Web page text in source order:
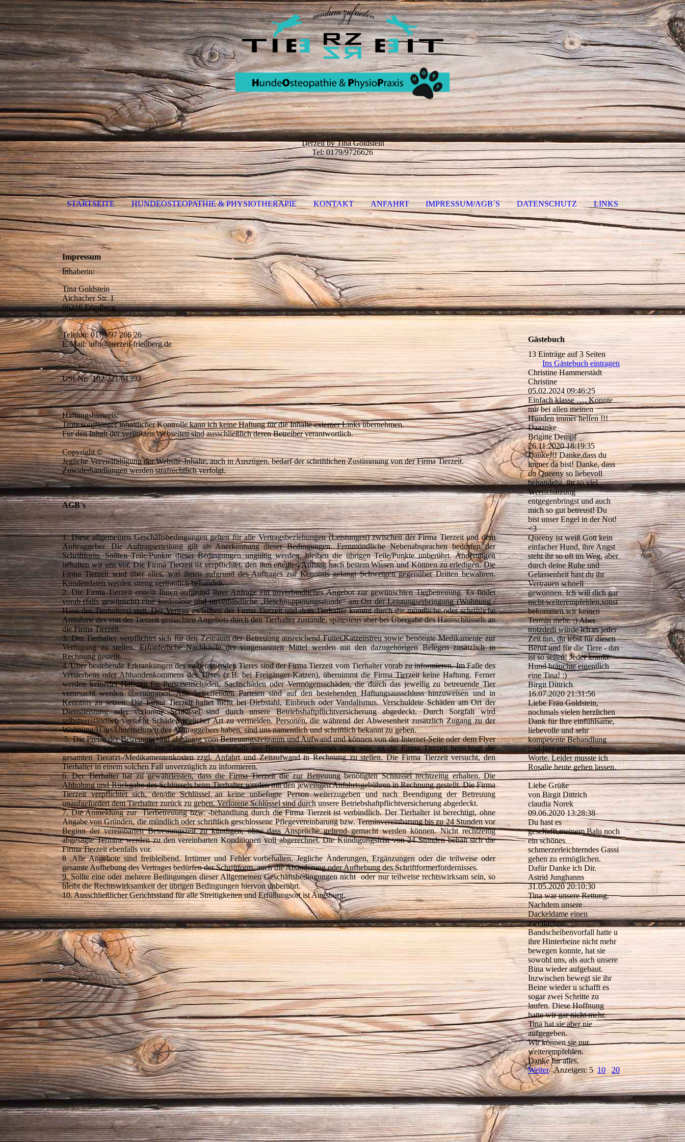
Tierzeit by Tina Goldstein
Tel: 0179/9726626
STARTSEITE HUNDEOSTEOPATHIE & PHYSIOTHERAPIE KONTAKT ANFAHRT IMPRESSUM/AGB´S DATENSCHUTZ LINKS
Impressum
Inhaberin:
Tina Goldstein
Aichacher Str. 1
86316 Friedberg
Telefon: 0179/97 266 26
E-Mail: info@tierzeit-friedberg.de
USt-Nr: 102/221/61393
Haftungshinweis:
Trotz sorgfältiger inhaltlicher Kontrolle kann ich keine Haftung für die Inhalte externer Links übernehmen.
Für den Inhalt der verlinkten Webseiten sind ausschließlich deren Betreiber verantwortlich.
Copyright ©
Jegliche Vervielfältigung der Website-Inhalte, auch in Auszügen, bedarf der schriftlichen Zustimmung von der Firma Tierzeit.
Zuwiderhandlungen werden strafrechtlich verfolgt.
AGB´s
1. Diese allgemeinen Geschäftsbedingungen gelten für alle Vertragsbeziehungen (Leistungen) zwischen der Firma Tierzeit und dem
Auftraggeber. Die Auftragserteilung gilt als Anerkennung dieser Bedingungen. Fernmündliche Nebenabsprachen bedürfen der
Schriftform. Sollten Teile/Punkte dieser Bedingungen ungültig werden, bleiben die übrigen Teile/Punkte unberührt. Änderungen
behalten wir uns vor. Die Firma Tierzeit ist verpflichtet, den ihm erteilten Auftrag nach bestem Wissen und Können zu erledigen. Die
Firma Tierzeit wird über alles, was ihnen aufgrund des Auftrages zur Kenntnis gelangt Schweigen gegenüber Dritten bewahren.
Kundendaten werden streng vertraulich behandelt.
2. Die Firma Tierzeit erstellt Ihnen aufgrund Ihrer Anfrage ein unverbindliches Angebot zur gewünschten Tierbetreuung. Es findet
vorab (falls gewünscht) eine kostenlose und unverbindliche „Beschnupperungsstunde“ am Ort der Leistungserbringung (Wohnung /
Haus des Tierhalters) statt. Der Vertrag zwischen der Firma Tierzeit und dem Tierhalter kommt durch die mündliche oder schriftliche
Annahme des von der Tierzeit gemachten Angebots durch den Tierhalter zustande, spätestens aber bei Übergabe des Hausschlüssels an
die Firma Tierzeit.
3. Der Tierhalter verpflichtet sich für den Zeitraum der Betreuung ausreichend Futter,Katzenstreu sowie benötigte Medikamente zur
Verfügung zu stellen. Erforderliche Nachkäufe der vorgenannten Mittel werden mit den dazugehörigen Belegen zusätzlich in
Rechnung gestellt.
4. Über bestehende Erkrankungen des zu betreuenden Tieres sind der Firma Tierzeit vom Tierhalter vorab zu informieren. Im Falle des
Versterbens oder Abhandenkommens des Tieres (z.B. bei Freigänger-Katzen), übernimmt die Firma Tierzeit keine Haftung. Ferner
werden keinerlei Haftung für Personenschäden, Sachschäden oder Vermögensschäden, die durch das jeweilig zu betreuende Tier
verursacht werden übernommen. Alle betreffenden Parteien sind auf den bestehenden Haftungsausschluss hinzuweisen und in
Kenntnis zu setzen. Die Firma Tierzeit haftet nicht bei Diebstahl, Einbruch oder Vandalismus. Verschuldete Schäden am Ort der
Dienstleistung oder verlorene Schlüssel sind durch unsere Betriebshaftpflichtversicherung abgedeckt. Durch Sorgfalt wird
selbstverständlich versucht Schäden jeglicher Art zu vermeiden. Personen, die während der Abwesenheit zusätzlich Zugang zu der
Wohnung/Haus/Unternehmen des Auftraggebers haben, sind uns namentlich und schriftlich bekannt zu geben.
5. Die Preise der Betreuung sind abhängig vom Betreuungszeitraum und Aufwand und können von der Internet-Seite oder dem Flyer
entnommen werden. Sollte ein Tierarztbesuch innerhalb des Betreuungszeitraumes nötig sein, ist die Firma Tierzeit berechtigt die
gesamten Tierarzt-/Medikamentenkosten zzgl. Anfahrt und Zeitaufwand in Rechnung zu stellen. Die Firma Tierzeit versucht, den
Tierhalter in einem solchen Fall unverzüglich zu informieren.
6. Der Tierhalter hat zu gewährleisten, dass die Firma Tierzeit die zur Betreuung benötigten Schlüssel rechtzeitig erhalten. Die
Abholung und Rückgabe des Schlüssels beim Tierhalter werden mit den jeweiligen Anfahrtsgebühren in Rechnung gestellt. Die Firma
Tierzeit verpflichtet sich, den/die Schlüssel an keine unbefugte Person weiterzugeben und nach Beendigung der Betreuung
unaufgefordert dem Tierhalter zurück zu geben. Verlorene Schlüssel sind durch unsere Betriebshaftpflichtversicherung abgedeckt.
7. Die Anmeldung zur Tierbetreuung bzw. -behandlung durch die Firma Tierzeit ist verbindlich. Der Tierhalter ist berechtigt, ohne
Angabe von Gründen, die mündlich oder schriftlich geschlossene Pflegevereinbarung bzw. Terminvereinbarung bis zu 24 Stunden vor
Beginn der vereinbarten Betreuungszeit zu kündigen, ohne dass Ansprüche geltend gemacht werden können. Nicht rechtzeitig
abgesagte Termine werden zu den vereinbarten Konditionen voll abgerechnet. Die Kündigungsfrist von 24 Stunden behält sich die
Firma Tierzeit ebenfalls vor.
8 .Alle Angebote sind freibleibend. Irrtümer und Fehler vorbehalten. Jegliche Änderungen, Ergänzungen oder die teilweise oder
gesamte Aufhebung des Vertrages bedürfen der Schriftform, auch die Abänderung oder Aufhebung des Schriftformerfordernisses.
9. Sollte eine oder mehrere Bedingungen dieser Allgemeinen Geschäftsbedingungen nicht oder nur teilweise rechtswirksam sein, so
bleibt die Rechtswirksamkeit der übrigen Bedingungen hiervon unberührt.
10. Ausschließlicher Gerichtsstand für alle Streitigkeiten und Erfüllungsort ist Augsburg.
Gästebuch
13 Einträge auf 3 Seiten
Ins Gästebuch eintragen
Christine Hammerstädt
Christine
05.02.2024 09:46:25
Einfach klasse …. Konnte
mir bei allen meinen
Hunden immer helfen !!!
Daaanke
Brigitte Dempf
26.11.2020 18:19:35
Danke!!! Danke,dass du
immer da bist! Danke, dass
du Queeny so liebevoll
behandelst, ihr so viel
Wertschätzung
entgegenbringst und auch
mich so gut betreust! Du
bist unser Engel in der Not!
<3
Queeny ist weiß Gott kein
einfacher Hund, ihre Angst
steht ihr so oft im Weg, aber
durch deine Ruhe und
Gelassenheit hast du ihr
Vertrauen schnell
gewonnen. Ich will dich gar
nicht weiterempfehlen,sonst
bekommen wir keinen
Termin mehr. ;) Aber
trotzdem würde ich es jeder
Zeit tun, du lebst für diesen
Beruf und für die Tiere - das
ist so selten! Jeder kranke
Hund bräuchte eigentlich
eine Tina! :)
Birgit Dittrich
16.07.2020 21:31:56
Liebe Frau Goldstein,
nochmals vielen herzlichen
Dank für Ihre einfühlsame,
liebevolle und sehr
kompetente Behandlung
und Ihre mitfühlenden
Worte. Leider musste ich
Rosalie heute gehen lassen.
Liebe Grüße
von Birgit Dittrich
claudia Norek
09.06.2020 13:28:38
Du hast es
geschafft,meinem Balu noch
ein schönes
schmerzerleichterndes Gassi
gehen zu ermöglichen.
Dafür Danke ich Dir.
Astrid Junghanns
31.05.2020 20:10:30
Tina war unsere Rettung.
Nachdem unsere
Dackeldame einen
zweifachen
Bandscheibenvorfall hatte u
ihre Hinterbeine nicht mehr
bewegen konnte, hat sie
sowohl uns, als auch unsere
Bina wieder aufgebaut.
Inzwischen bewegt sie ihr
Beine wieder u schafft es
sogar zwei Schritte zu
laufen. Diese Hoffnung
hatte wir gar nicht mehr.
Tina hat sie aber nie
aufgegeben.
Wir können sie nur
weiterempfehlen.
Danke für alles.
Weiter Anzeigen: 510 20